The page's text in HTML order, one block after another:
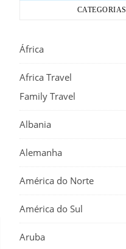
CATEGORIAS
África
Africa Travel
Family Travel
Albania
Alemanha
América do Norte
América do Sul
Aruba